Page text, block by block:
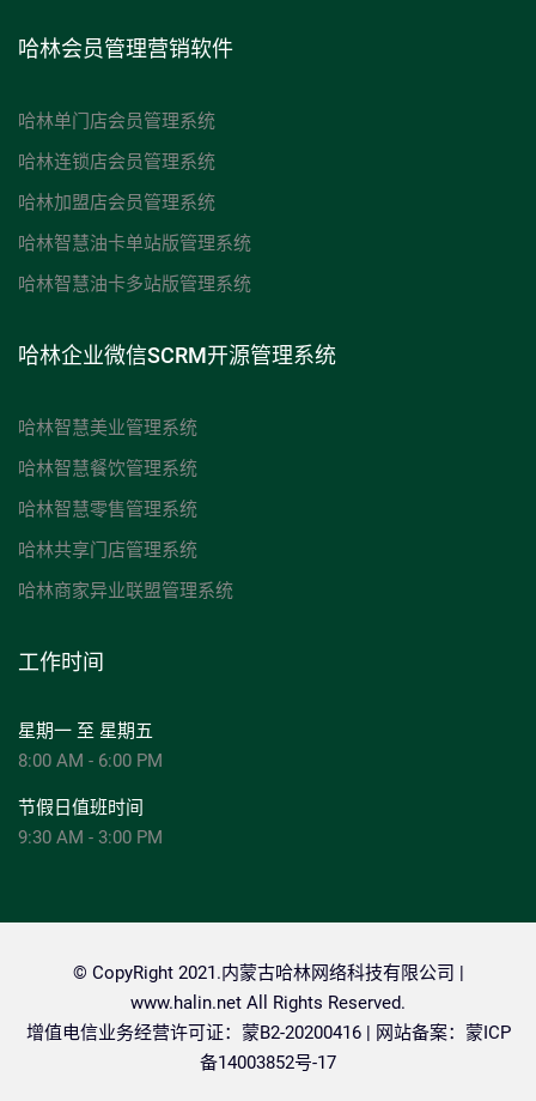
哈林会员管理营销软件
哈林单门店会员管理系统
哈林连锁店会员管理系统
哈林加盟店会员管理系统
哈林智慧油卡单站版管理系统
哈林智慧油卡多站版管理系统
哈林企业微信SCRM开源管理系统
哈林智慧美业管理系统
哈林智慧餐饮管理系统
哈林智慧零售管理系统
哈林共享门店管理系统
哈林商家异业联盟管理系统
工作时间
星期一 至 星期五
8:00 AM - 6:00 PM
节假日值班时间
9:30 AM - 3:00 PM
© CopyRight 2021.内蒙古哈林网络科技有限公司 |
www.halin.net All Rights Reserved.
增值电信业务经营许可证：蒙B2-20200416 | 网站备案： 蒙ICP
备14003852号-17